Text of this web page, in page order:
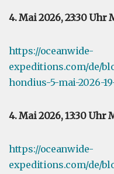
4. Mai 2026, 23:30 Uhr
https://oceanwide-
expeditions.com/de/
hondius-5-mai-2026-
4. Mai 2026, 13:30 Uhr
https://oceanwide-
expeditions.com/de/